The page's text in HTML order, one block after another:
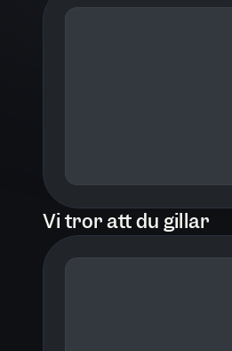
är
Vi tror att du gillar